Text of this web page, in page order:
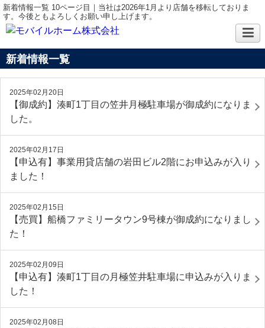
新着情報一覧 10ページ目｜当社は2026年1月より店舗を移転しておりま
す。今後ともよろしくお願い申し上げます。
新着情報一覧
2025年02月20日
【御成約】湊町1丁目の笠井月極駐車場が御成約になりま
した。
2025年02月17日
【申込有】事業用貸店舗の岩田ビル2階にお申込みが入り
ました！
2025年02月15日
【売買】船橋ファミリータウン9号棟が御成約になりまし
た！
2025年02月09日
【申込有】湊町1丁目の月極笠井駐車場に申込みが入りま
した！
2025年02月08日